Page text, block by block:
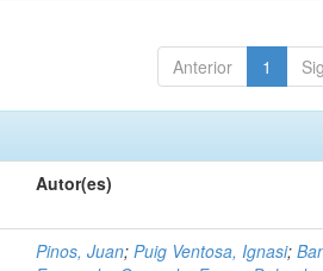
Anterior 1
Autor(es)
Pinos, Juan;Puig Ventosa, Ignasi;